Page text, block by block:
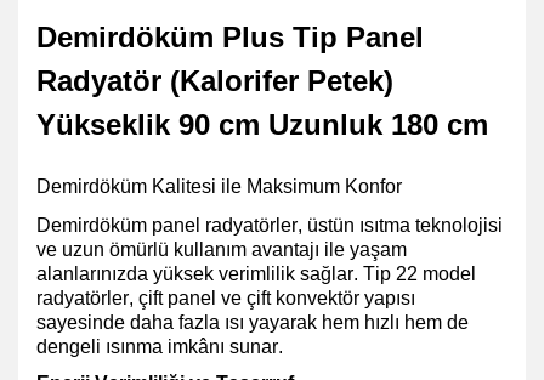
Demirdöküm Plus Tip Panel
Radyatör (Kalorifer Petek)
Yükseklik 90 cm Uzunluk 180 cm
Demirdöküm Kalitesi ile Maksimum Konfor
Demirdöküm panel radyatörler, üstün ısıtma teknolojisi
ve uzun ömürlü kullanım avantajı ile yaşam
alanlarınızda yüksek verimlilik sağlar. Tip 22 model
radyatörler, çift panel ve çift konvektör yapısı
sayesinde daha fazla ısı yayarak hem hızlı hem de
dengeli ısınma imkânı sunar.